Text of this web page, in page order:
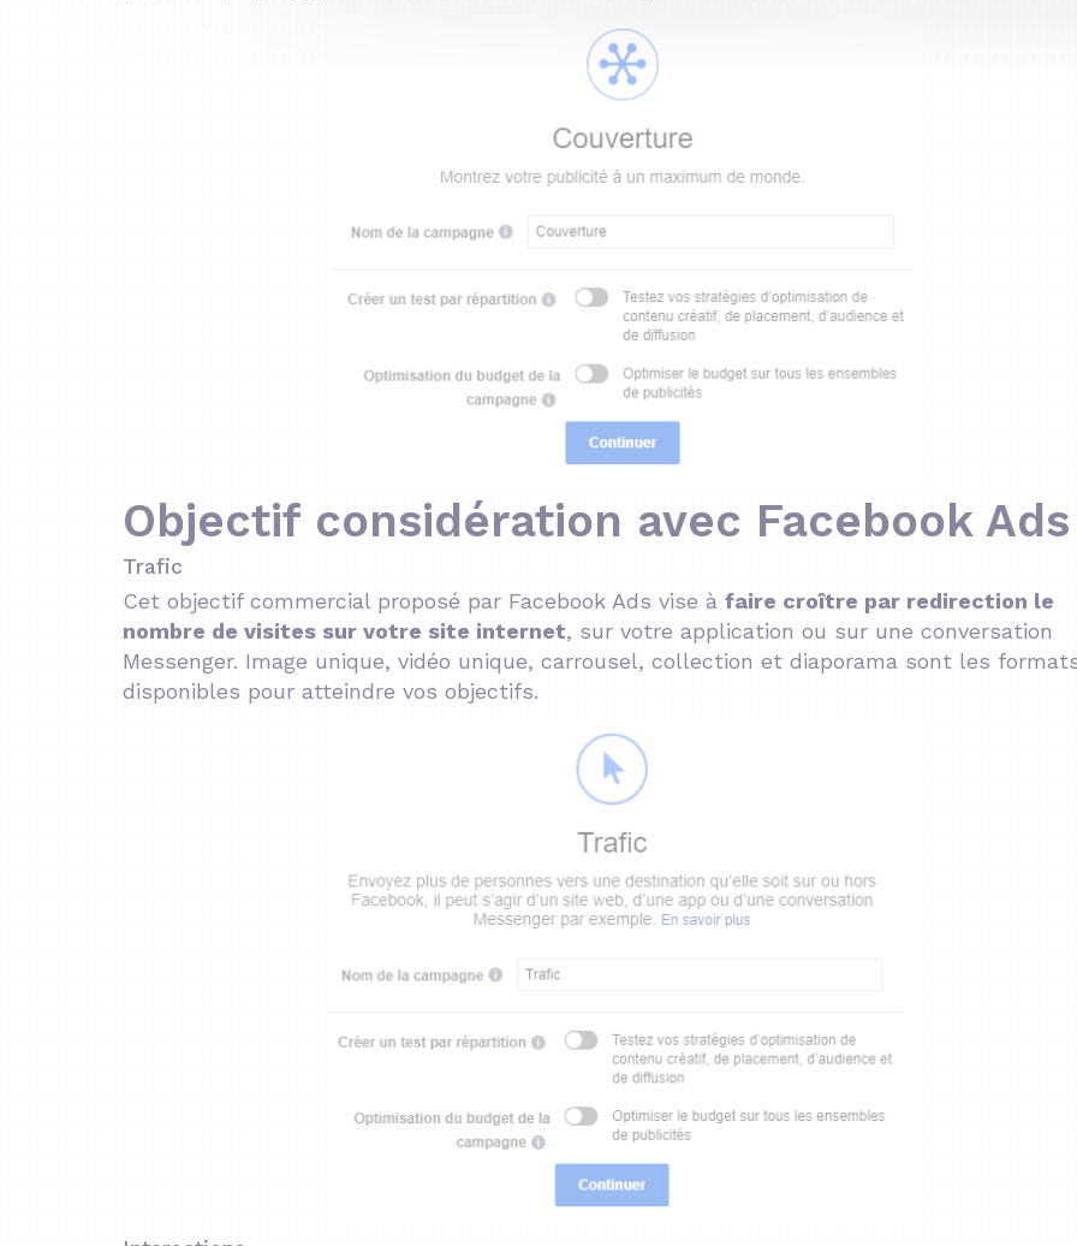
Objectif considération avec Facebook
Trafic
Cet objectif commercial proposé par Facebook Ads vise à faire croître par redirection le
nombre de visites sur votre site internet, sur votre application ou sur une conversation
Messenger. Image unique, vidéo unique, carrousel, collection et diaporama sont les
disponibles pour atteindre vos objectifs.